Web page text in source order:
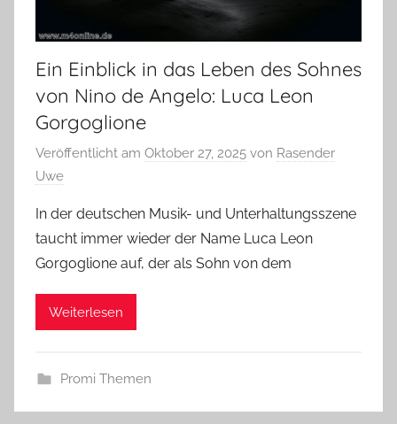
Ein Einblick in das Leben des Sohnes
von Nino de Angelo: Luca Leon
Gorgoglione
Veröffentlicht am Oktober 27, 2025 von Rasender
Uwe
In der deutschen Musik- und Unterhaltungsszene
taucht immer wieder der Name Luca Leon
Gorgoglione auf, der als Sohn von dem
Weiterlesen
Promi Themen